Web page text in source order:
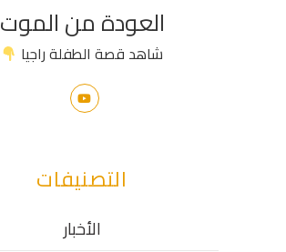
العودة من الموت
شاهد قصة الطفلة راجيا
التصنيفات
الأخبار